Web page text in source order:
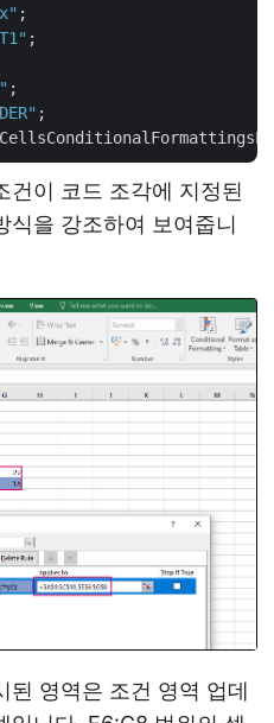
건이 코드 조각에 지정된
식을 강조하여 보여줍니
된 영역은 조건 영역 업데